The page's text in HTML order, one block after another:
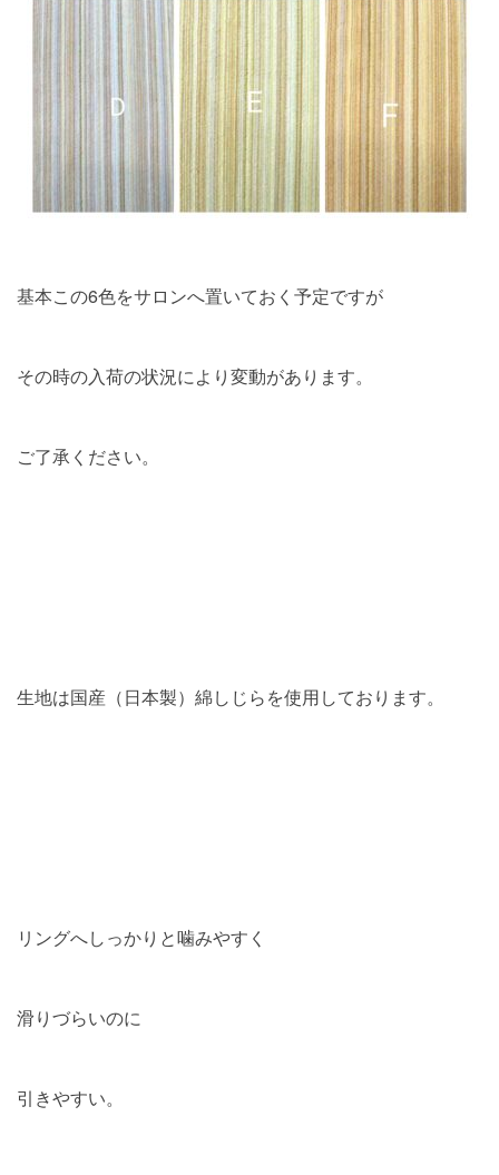
基本この6色をサロンへ置いておく予定ですが
その時の入荷の状況により変動があります。
ご了承ください。
生地は国産（日本製）綿しじらを使用しております。
リングへしっかりと噛みやすく
滑りづらいのに
引きやすい。